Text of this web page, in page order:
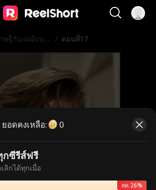
ษฐีกับแม่อุ้มบุญ
/ ตอนที่17
อนพรีเมียม กรุณาปลดล็อก
เพื่อรับชม
ยอดคงเหลือ: 0
กซีรีส์ฟรี
ลิกได้ทุกเมื่อ
ลด 26%